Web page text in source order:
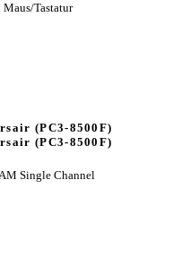
Maus/Tastatur
(PC3-8500F)
(PC3-8500F)
Single Channel